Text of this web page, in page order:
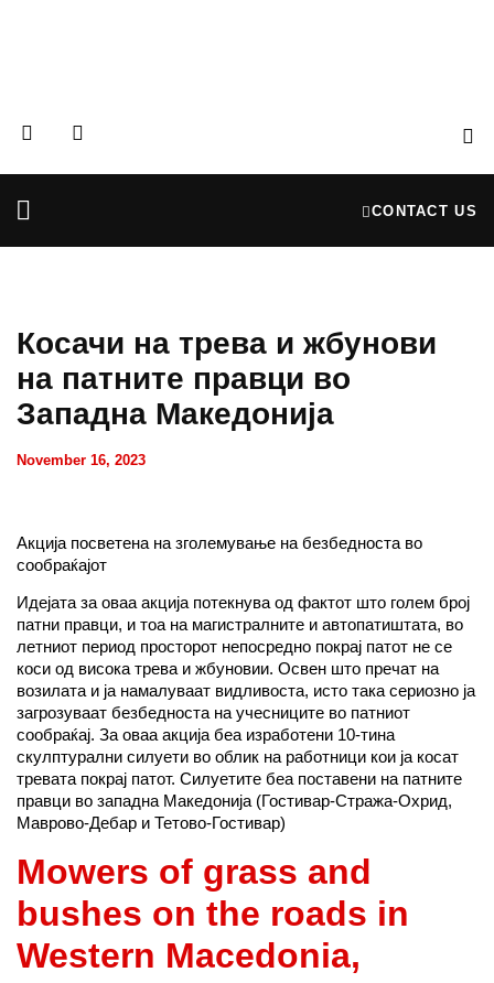
CONTACT US
Косачи на трева и жбунови
на патните правци во
Западна Македонија
November 16, 2023
Акција посветена на зголемување на безбедноста во
сообраќајот
Идејата за оваа акција потекнува од фактот што голем број
патни правци, и тоа на магистралните и автопатиштата, во
летниот период просторот непосредно покрај патот не се
коси од висока трева и жбуновии. Освен што пречат на
возилата и ја намалуваат видливоста, исто така сериозно ја
загрозуваат безбедноста на учесниците во патниот
сообраќај. За оваа акција беа изработени 10-тина
скулптурални силуети во облик на работници кои ја косат
тревата покрај патот. Силуетите беа поставени на патните
правци во западна Македонија (Гостивар-Стража-Охрид,
Маврово-Дебар и Тетово-Гостивар)
Mowers of grass and
bushes on the roads in
Western Macedonia,